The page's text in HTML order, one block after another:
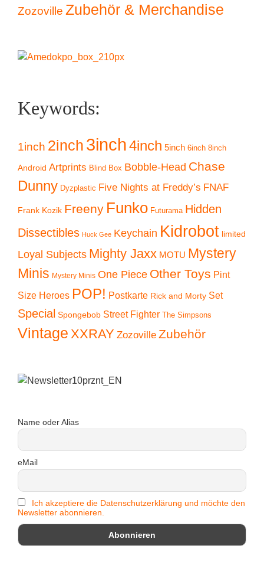
Zozoville Zubehör & Merchandise
Keywords:
1inch 2inch 3inch4inch 5inch 6inch 8inch
Android Artprints Blind Box Bobble-Head Chase
Dunny Dyzplastic Five Nights at Freddy’s FNAF
Frank Kozik Freeny Funko Futurama Hidden
Dissectibles Huck Gee Keychain Kidrobot limited
Loyal Subjects Mighty Jaxx MOTU Mystery
Minis Mystery Minis One Piece Other Toys Pint
Size Heroes POP! Postkarte Rick and Morty Set
Special Spongebob Street Fighter The Simpsons
Vintage XXRAY Zozoville Zubehör
Name oder Alias
eMail
Ich akzeptiere die Datenschutzerklärung und möchte den
Newsletter abonnieren.